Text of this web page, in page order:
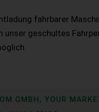
fahrbarer
unser geschultes
GMBH, YOUR